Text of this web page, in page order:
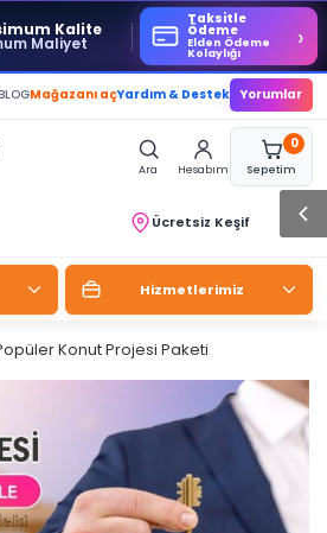
Kalite
Maliyet
Taksitle
Ödeme
Elden Ödeme
Kolaylığı
›
Mağazanı açYardım & Destek Yorumlar
Ara Hesabım
0
Sepetim
Ücretsiz Keşif
Hizmetlerimiz
Konut Projesi Paketi